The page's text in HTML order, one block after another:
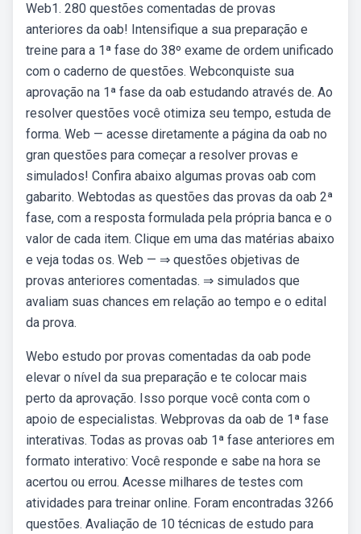
Web1. 280 questões comentadas de provas
anteriores da oab! Intensifique a sua preparação e
treine para a 1ª fase do 38º exame de ordem unificado
com o caderno de questões. Webconquiste sua
aprovação na 1ª fase da oab estudando através de. Ao
resolver questões você otimiza seu tempo, estuda de
forma. Web — acesse diretamente a página da oab no
gran questões para começar a resolver provas e
simulados! Confira abaixo algumas provas oab com
gabarito. Webtodas as questões das provas da oab 2ª
fase, com a resposta formulada pela própria banca e o
valor de cada item. Clique em uma das matérias abaixo
e veja todas os. Web — ⇒ questões objetivas de
provas anteriores comentadas. ⇒ simulados que
avaliam suas chances em relação ao tempo e o edital
da prova.
Webo estudo por provas comentadas da oab pode
elevar o nível da sua preparação e te colocar mais
perto da aprovação. Isso porque você conta com o
apoio de especialistas. Webprovas da oab de 1ª fase
interativas. Todas as provas oab 1ª fase anteriores em
formato interativo: Você responde e sabe na hora se
acertou ou errou. Acesse milhares de testes com
atividades para treinar online. Foram encontradas 3266
questões. Avaliação de 10 técnicas de estudo para